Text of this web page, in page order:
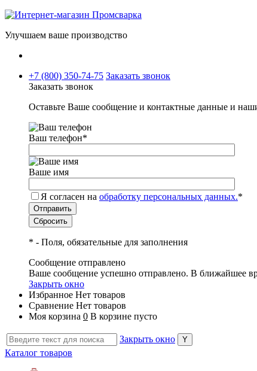
Улучшаем ваше производство
+7 (800) 350-74-75 Заказать звонок
Заказать звонок
Оставьте Ваше сообщение и контактные данные и
Ваш телефон*
Ваше имя
Я согласен на обработку персональных данных.*
* - Поля, обязательные для заполнения
Сообщение отправлено
Ваше сообщение успешно отправлено. В ближайшее
Закрыть окно
Избранное Нет товаров
Сравнение Нет товаров
Моя корзина 0 В корзине пусто
Закрыть окно
Каталог товаров